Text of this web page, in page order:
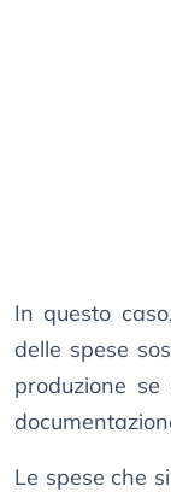
In questo
delle spese
produzione
Le spese che